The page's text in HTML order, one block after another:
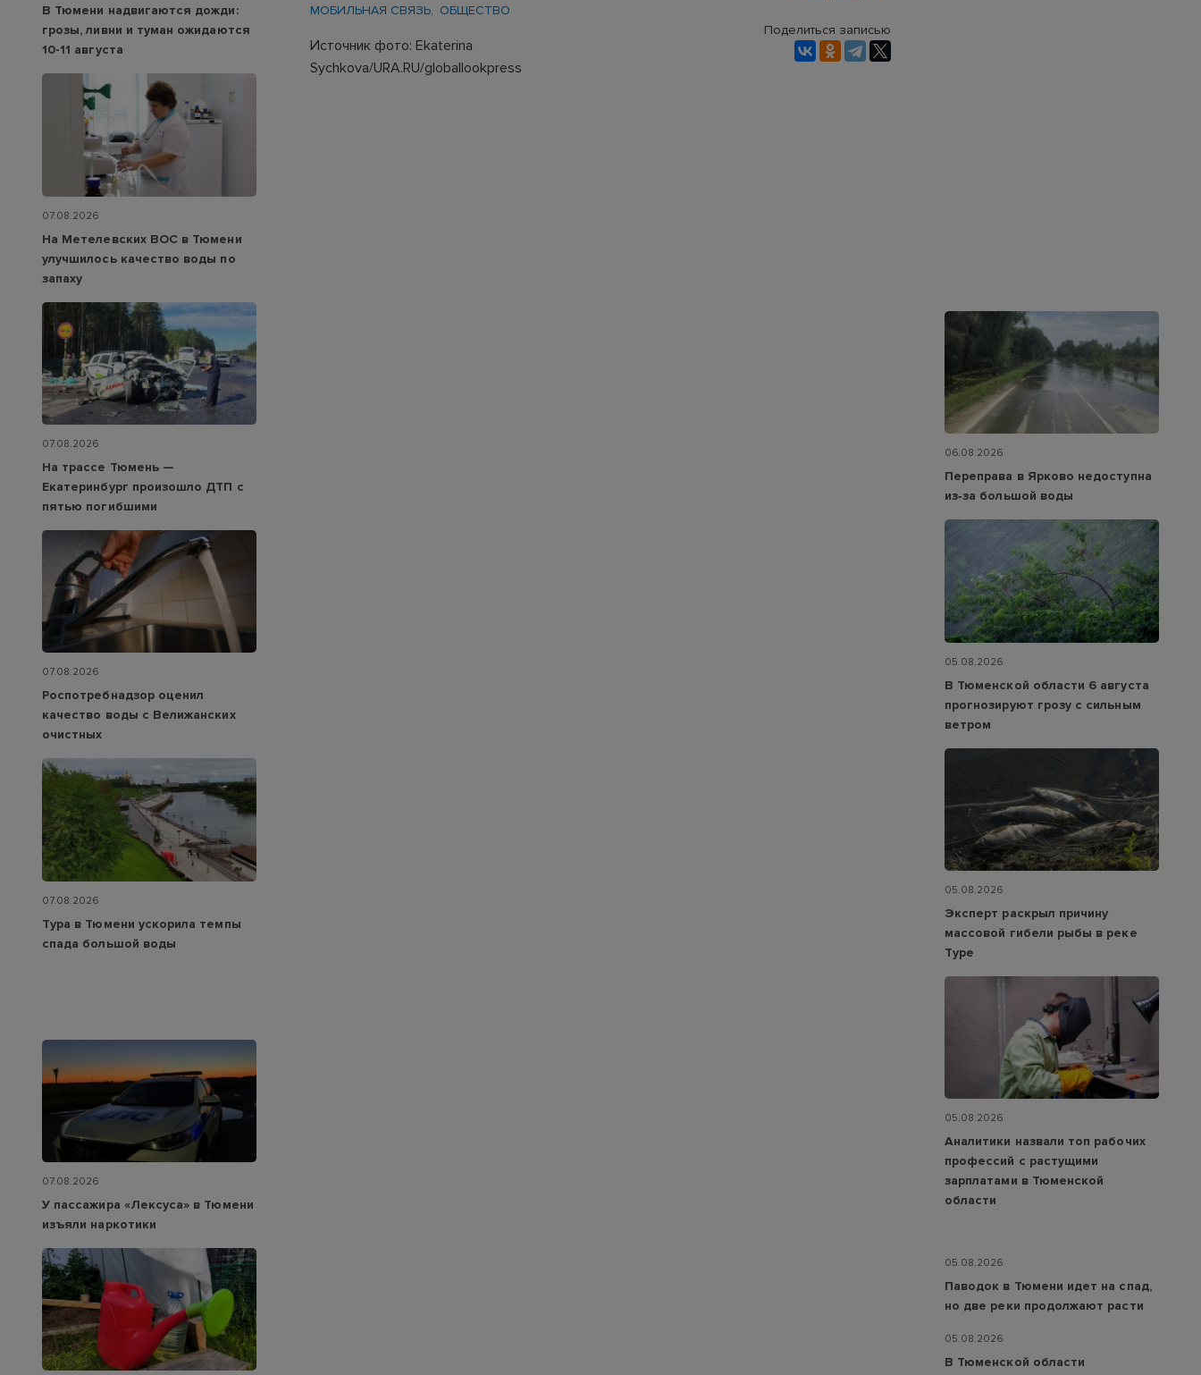
МОБИЛЬНАЯ СВЯЗЬ
ОБЩЕСТВО
Источник фото: Ekaterina
Sychkova/URA.RU/globallookpress
Поделиться записью
В Тюмени надвигаются дожди:
грозы, ливни и туман ожидаются
10-11 августа
07.08.2026
На Метелевских ВОС в Тюмени
улучшилось качество воды по
запаху
07.08.2026
На трассе Тюмень —
Екатеринбург произошло ДТП с
пятью погибшими
07.08.2026
Роспотребнадзор оценил
качество воды с Велижанских
очистных
07.08.2026
Тура в Тюмени ускорила темпы
спада большой воды
07.08.2026
У пассажира «Лексуса» в Тюмени
изъяли наркотики
06.08.2026
Переправа в Ярково недоступна
из‑за большой воды
05.08.2026
В Тюменской области 6 августа
прогнозируют грозу с сильным
ветром
05.08.2026
Эксперт раскрыл причину
массовой гибели рыбы в реке
Туре
05.08.2026
Аналитики назвали топ рабочих
профессий с растущими
зарплатами в Тюменской
области
05.08.2026
Паводок в Тюмени идет на спад,
но две реки продолжают расти
05.08.2026
В Тюменской области